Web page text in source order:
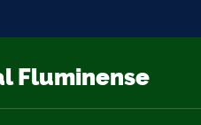
Fluminense